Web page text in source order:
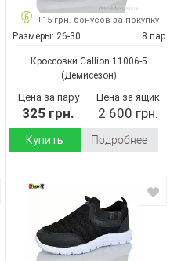
+15 грн. бонусов за покупку
Размеры: 26-30 8 пар
Кроссовки Callion 11006-5
(Демисезон)
Цена за пару
325 грн.
Цена за ящик
2 600 грн.
Купить Подробнее